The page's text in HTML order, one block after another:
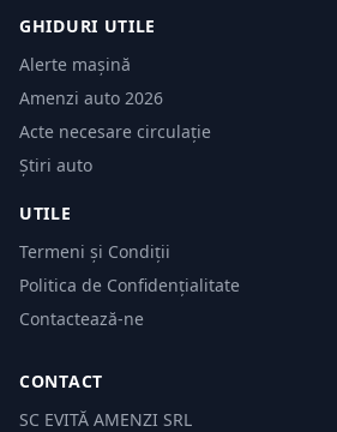
GHIDURI UTILE
Alerte mașină
Amenzi auto 2026
Acte necesare circulație
Știri auto
UTILE
Termeni și Condiții
Politica de Confidențialitate
Contactează-ne
CONTACT
SC EVITĂ AMENZI SRL